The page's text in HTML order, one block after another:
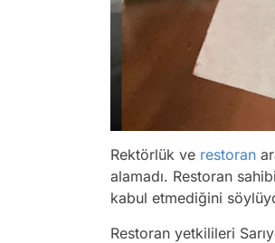
Rektörlük ve restoran
alamadı. Restoran
kabul etmediğini
Restoran yetkilileri